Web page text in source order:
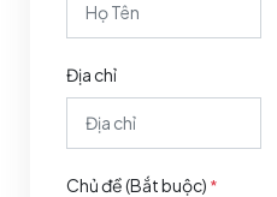
Địa chỉ
Chủ đề (Bắt buộc) *